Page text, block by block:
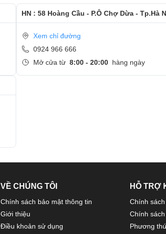
HN : 58 Hoàng Cầu - P.Ô Chợ Dừa - Tp.Hà
Xem chỉ đường
0924 966 666
Mở cửa từ 8:00 - 20:00 hàng ngày
VỀ CHÚNG TÔI
Chính sách bảo mật thông tin
Giới thiệu
Điều khoản sử dụng
HỖ TRỢ
Chính
Chính
Phương